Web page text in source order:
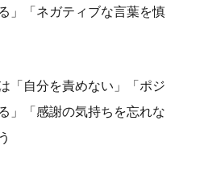
」「ネガティブな言葉を慎
「自分を責めない」「ポジ
」「感謝の気持ちを忘れな